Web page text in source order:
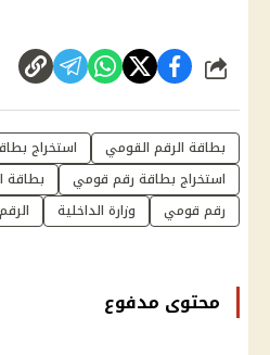
شارك
بطاقة الرقم القومي
استخراج
استخراج بطاقة رقم قومي
بطاقة
رقم قومي
وزارة الداخلية
محتوى مدفوع